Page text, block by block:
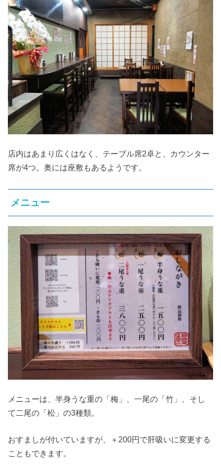
店内はあまり広くはなく、テーブル席2卓と、カウンター
席が4つ。奥には座敷もあるようです。
メニュー
メニューは、半身うな重の「梅」、一尾の「竹」、そし
て二尾の「松」の3種類。
おすましが付いていますが、＋200円で肝吸いに変更する
こともできます。